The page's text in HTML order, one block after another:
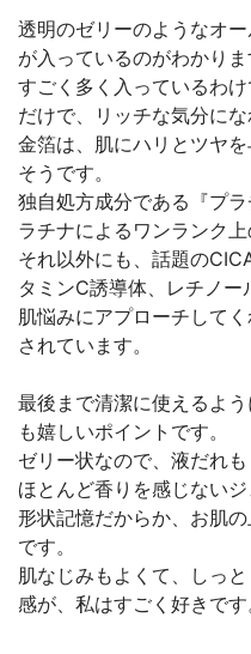
透明のゼリーのようなオ
が入っているのがわかりま
すごく多く入っているわ
だけで、リッチな気分にな
金箔は、肌にハリとツヤ
そうです。
独自処方成分である『プ
ラチナによるワンランク上
それ以外にも、話題の
タミンC誘導体、レチノー
肌悩みにアプローチして
されています。
最後まで清潔に使えるよ
も嬉しいポイントです。
ゼリー状なので、液だれ
ほとんど香りを感じない
形状記憶だからか、お肌
です。
肌なじみもよくて、しっ
感が、私はすごく好きです